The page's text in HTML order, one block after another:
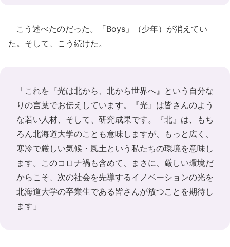
こう述べたのだった。「Boys」（少年）が消えてい
た。そして、こう続けた。
「これを『光は北から、北から世界へ』という自分な
りの言葉でお伝えしています。『光』は皆さんのよう
な若い人材、そして、研究成果です。『北』は、もち
ろん北海道大学のことも意味しますが、もっと広く、
寒冷で厳しい気候・風土という私たちの環境を意味し
ます。このコロナ禍も含めて、まさに、厳しい環境だ
からこそ、次の社会を先導するイノベーションの光を
北海道大学の卒業生である皆さんが放つことを期待し
ます」